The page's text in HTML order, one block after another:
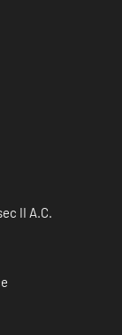
II A.C.